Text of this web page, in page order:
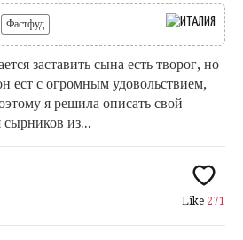
Фастфуд
заставить сына есть творог, но
ест с огромным удовольствием,
я решила описать свой
сырников из...
Like 271